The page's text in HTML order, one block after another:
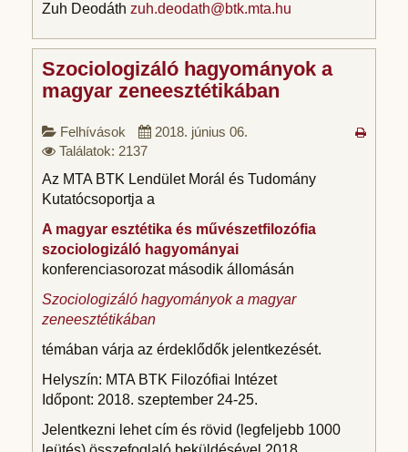
Zuh Deodáth zuh.deodath@btk.mta.hu
Szociologizáló hagyományok a
magyar zeneesztétikában
Felhívások
2018. június 06.
Találatok: 2137
Az MTA BTK Lendület Morál és Tudomány
Kutatócsoportja a
A magyar esztétika és művészetfilozófia
szociologizáló hagyományai
konferenciasorozat második állomásán
Szociologizáló hagyományok a magyar
zeneesztétikában
témában várja az érdeklődők jelentkezését.
Helyszín: MTA BTK Filozófiai Intézet
Időpont: 2018. szeptember 24-25.
Jelentkezni lehet cím és rövid (legfeljebb 1000